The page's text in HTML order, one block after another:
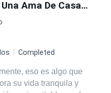
de mí a cambio? Un
amante, un vientre...
Aventura De Una Ama De Casa Desesperada
Completed
eso es algo que
su vida tranquila y